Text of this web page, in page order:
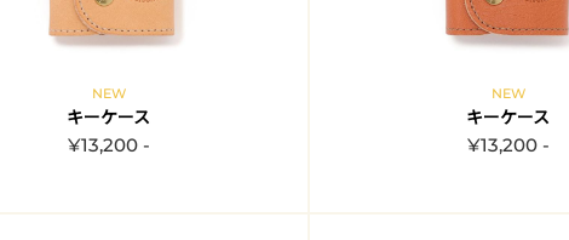
NEW
キーケース
¥13,200 -
NEW
キーケース
¥13,200 -